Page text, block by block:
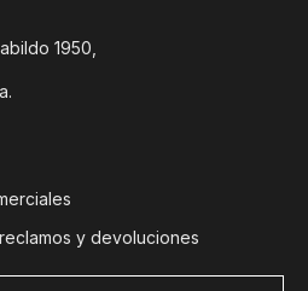
1950,
y devoluciones